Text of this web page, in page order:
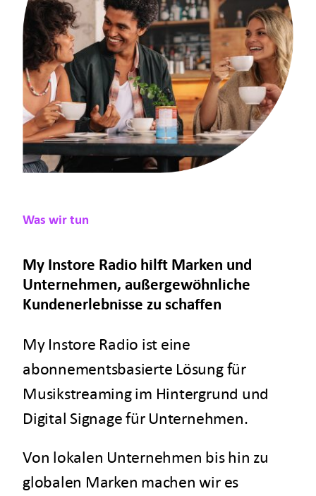
Angebot
Kontakt
Support
Anmelden
DE
Was wir tun
My Instore Radio hilft Marken und
Unternehmen, außergewöhnliche
Kundenerlebnisse zu schaffen
My Instore Radio ist eine
abonnementsbasierte Lösung für
Musikstreaming im Hintergrund und
Digital Signage für Unternehmen.
Von lokalen Unternehmen bis hin zu
globalen Marken machen wir es